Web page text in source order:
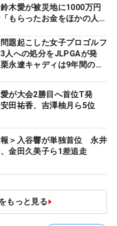
木愛が被災地に1000万円
もらったお金をほかの人
題起こした女子プロゴルフ
人への処分をJLPGAが発
永遼キャディは9年間の立
が大会2勝目へ首位T発
田祐香、吉澤柚月ら5位
報＞入谷響が単独首位 永井
金田久美子ら1差追走
もっと見る